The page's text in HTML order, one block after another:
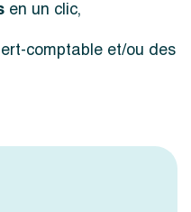
en un clic,
comptable et/ou des